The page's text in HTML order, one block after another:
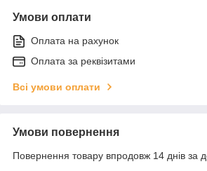
Умови оплати
Оплата на рахунок
Оплата за реквізитами
Всі умови оплати
Умови повернення
Повернення товару впродовж 14 днів за